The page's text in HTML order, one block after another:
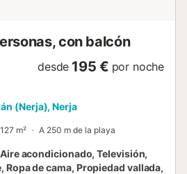
con balcón
desde 195 € por noche
(Nerja), Nerja
127 m² A 250 m de la playa
acondicionado, Televisión,
de cama, Propiedad vallada,